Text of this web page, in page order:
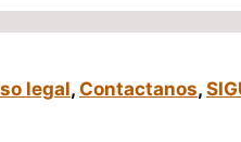
legal, Contactanos,